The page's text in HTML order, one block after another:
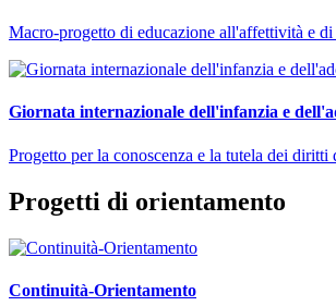
Macro-progetto di educazione all'affettività e
Giornata internazionale dell'infanzia e
Progetto per la conoscenza e la tutela dei diritti
Progetti di orientamento
Continuità-Orientamento